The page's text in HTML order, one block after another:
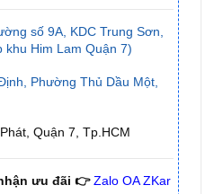
số 9A, KDC Trung Sơn,
khu Him Lam Quận 7)
Phường Thủ Dầu Một,
Quận 7, Tp.HCM
ưu đãi 👉 Zalo OA ZKar